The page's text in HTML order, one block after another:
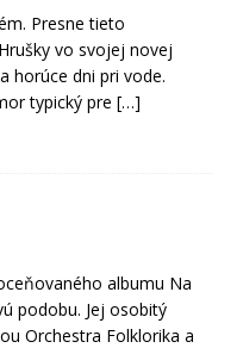
Presne tieto
vo svojej novej
horúce dni pri vode.
typický pre […]
albumu Na
podobu. Jej osobitý
Orchestra Folklorika a